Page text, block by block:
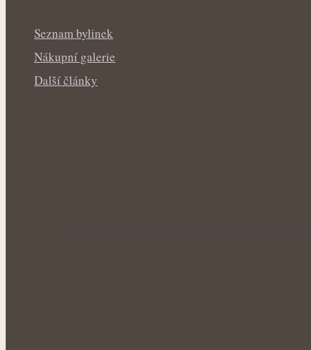
Seznam bylinek
Nákupní galerie
Další články